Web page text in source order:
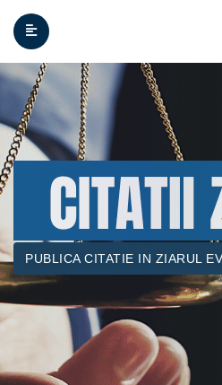
PUBLICA CITATIE IN ZIARUL